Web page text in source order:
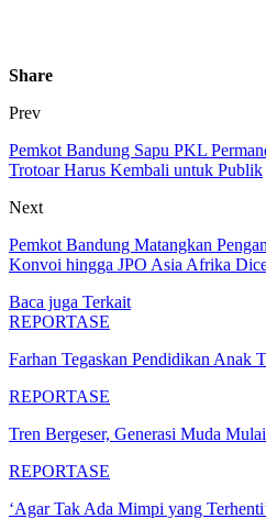
Share
Prev
Pemkot Bandung Sapu PKL
Trotoar Harus Kembali untuk Publik
Next
Pemkot Bandung Matangkan
Konvoi hingga JPO Asia Afrika
Baca juga Terkait
REPORTASE
Farhan Tegaskan Pendidikan Anak
REPORTASE
Tren Bergeser, Generasi Muda
REPORTASE
‘Agar Tak Ada Mimpi yang